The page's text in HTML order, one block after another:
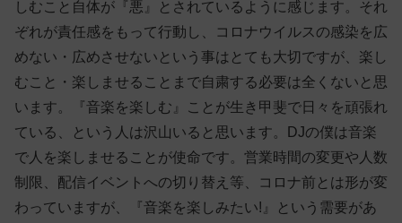
しむこと自体が『悪』とされているように感じます。それ
ぞれが責任感をもって行動し、コロナウイルスの感染を広
めない・広めさせないという事はとても大切ですが、楽し
むこと・楽しませることまで自粛する必要は全くないと思
います。『音楽を楽しむ』ことが生き甲斐で日々を頑張れ
ている、という人は沢山いると思います。DJの僕は音楽
で人を楽しませることが使命です。営業時間の変更や人数
制限、配信イベントへの切り替え等、コロナ前とは形が変
わっていますが、『音楽を楽しみたい!』という需要があ